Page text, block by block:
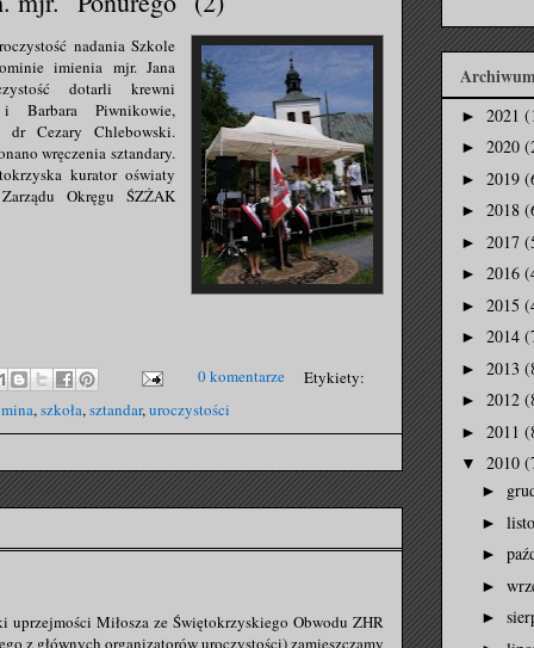
nadania Szkole
imienia mjr. Jana
dotarli krewni
Barbara Piwnikowie,
dr Cezary Chlebowski.
wręczenia sztandary.
kurator oświaty
Okręgu ŚZŻAK
0 komentarze
Etykiety:
,szkoła,sztandar,uroczystości
uprzejmości Miłosza ze Świętokrzyskiego Obwodu ZHR
z głównych organizatorów uroczystości) zamieszczamy
► 2021
► 2020
► 2019
► 2018
► 2017
► 2016
► 2015
► 2014
► 2013
► 2012
► 2011
▼ 2010
►
►
►
►
►